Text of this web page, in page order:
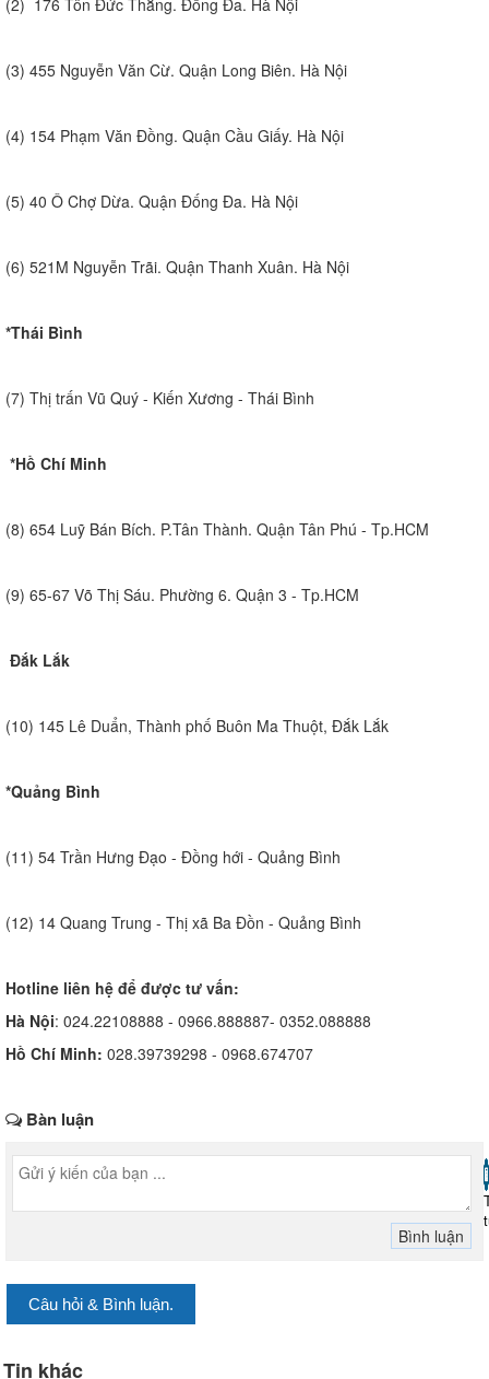
(3) 455 Nguyễn Văn Cừ. Quận Long Biên. Hà Nội
(4) 154 Phạm Văn Đồng. Quận Cầu Giấy. Hà Nội
(5) 40 Ô Chợ Dừa. Quận Đống Đa. Hà Nội
(6) 521M Nguyễn Trãi. Quận Thanh Xuân. Hà Nội
*Thái Bình
(7) Thị trấn Vũ Quý - Kiến Xương - Thái Bình
*Hồ Chí Minh
(8) 654 Luỹ Bán Bích. P.Tân Thành. Quận Tân Phú - Tp.HCM
(9) 65-67 Võ Thị Sáu. Phường 6. Quận 3 - Tp.HCM
Đắk Lắk
(10) 145 Lê Duẩn, Thành phố Buôn Ma Thuột, Đắk Lắk
*Quảng Bình
(11) 54 Trần Hưng Đạo - Đồng hới - Quảng Bình
(12) 14 Quang Trung - Thị xã Ba Đồn - Quảng Bình
Hotline liên hệ để được tư vấn:
Hà Nội: 024.22108888 - 0966.888887- 0352.088888
Hồ Chí Minh: 028.39739298 - 0968.674707
Bàn luận
Câu hỏi & Bình luận.
Tin khác